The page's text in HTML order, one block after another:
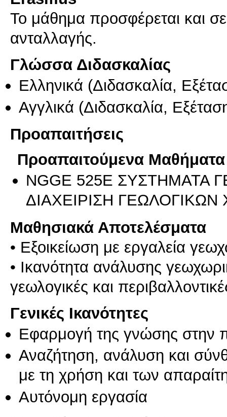
Το μάθημα προσφέρεται και
ανταλλαγής.
Γλώσσα Διδασκαλίας
Ελληνικά (Διδασκαλία,
Αγγλικά (Διδασκαλία,
Προαπαιτήσεις
Προαπαιτούμενα Μαθήματα
NGGE 525E ΣΥΣΤΗΜΑΤΑ
ΔΙΑΧΕΙΡΙΣΗ
Μαθησιακά Αποτελέσματα
• Εξοικείωση με εργαλεία
• Ικανότητα ανάλυσης
Γενικές Ικανότητες
Εφαρμογή της γνώσης στην
Αναζήτηση, ανάλυση και
με τη χρήση και των
Αυτόνομη εργασία